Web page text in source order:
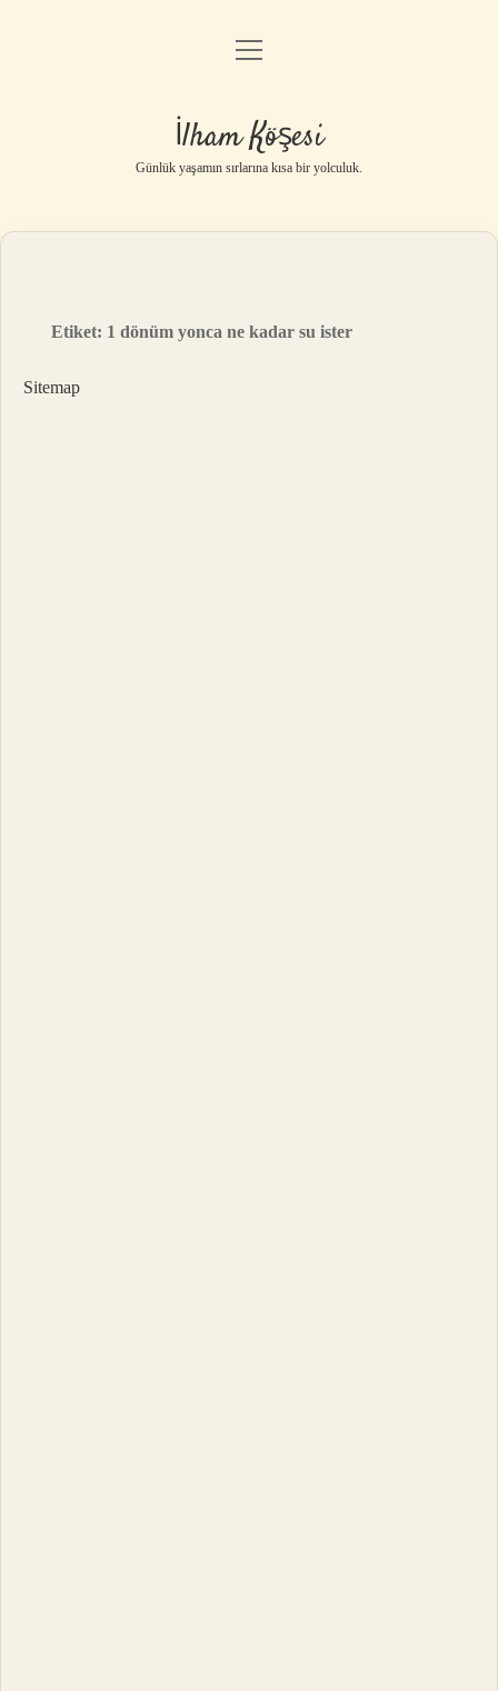
Anasayfa
Yasal Uyarı
menüyü
İlham Köşesi
Günlük yaşamın sırlarına kısa bir yolculuk.
Etiket: 1 dönüm yonca ne kadar su ister
Sitemap